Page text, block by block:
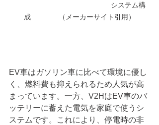
システム構
成　　　　（メーカーサイト引用）
EV車はガソリン車に比べて環境に優し
く、燃料費も抑えられるため人気が高
まっています。一方、V2HはEV車のバ
ッテリーに蓄えた電気を家庭で使うシ
ステムです。これにより、停電時の非